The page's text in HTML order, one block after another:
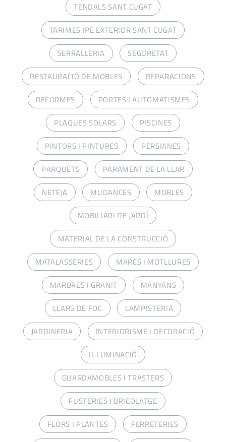
TENDALS SANT CUGAT
TARIMES IPE EXTERIOR SANT CUGAT
SERRALLERIA
SEGURETAT
RESTAURACIÓ DE MOBLES
REPARACIONS
REFORMES
PORTES I AUTOMATISMES
PLAQUES SOLARS
PISCINES
PINTORS I PINTURES
PERSIANES
PARQUETS
PARAMENT DE LA LLAR
NETEJA
MUDANCES
MOBLES
MOBILIARI DE JARDÍ
MATERIAL DE LA CONSTRUCCIÓ
MATALASSERIES
MARCS I MOTLLURES
MARBRES I GRANIT
MANYANS
LLARS DE FOC
LAMPISTERIA
JARDINERIA
INTERIORISME I DECORACIÓ
IL·LUMINACIÓ
GUARDAMOBLES I TRASTERS
FUSTERIES I BRICOLATGE
FLORS I PLANTES
FERRETERIES